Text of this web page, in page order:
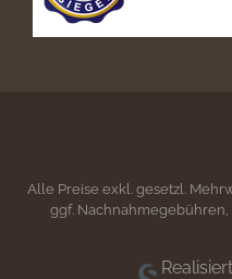
Alle Preise exkl. gesetzl.
ggf.